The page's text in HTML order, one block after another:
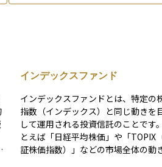
インデックスファンド
インデックスファンドとは、特定の
指数（インデックス）と同じ動きを
して運用される投資信託のことです
とえば「日経平均株価」や「TOPIX
証株価指数）」などの市場全体の動